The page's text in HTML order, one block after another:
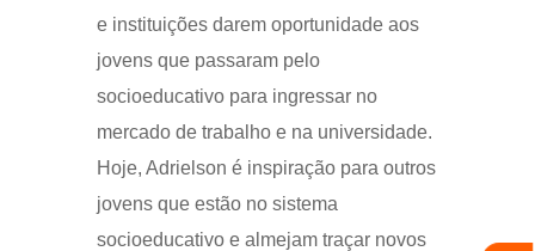
e instituições darem oportunidade aos
jovens que passaram pelo
socioeducativo para ingressar no
mercado de trabalho e na universidade.
Hoje, Adrielson é inspiração para outros
jovens que estão no sistema
socioeducativo e almejam traçar novos